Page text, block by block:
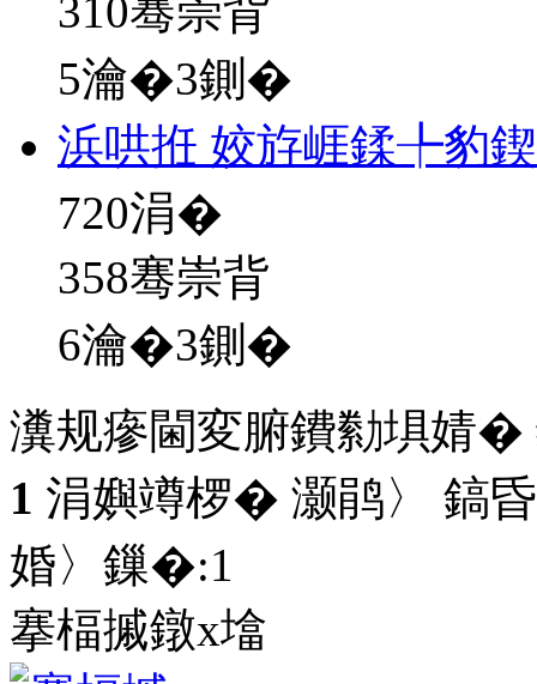
310骞崇背
5瀹�3鍘�
浜哄拰 姣斿崕鍒╄豹
720涓�
358骞崇背
6瀹�3鍘�
瀵规瘮閫変腑鐨勬埧婧�
1 涓嬩竴椤� 灏鹃〉 鎬
婚〉鏁�:1
搴楅摵鐓х墖